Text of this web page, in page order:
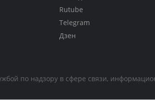
Rutube
Telegram
Дзен
по надзору в сфере связи,